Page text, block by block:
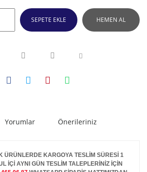
SEPETE EKLE HEMEN AL
Yorumlar Önerileriniz
ÜRÜNLERDE KARGOYA TESLİM SÜRESİ 1
İÇİ AYNI GÜN TESLİM TALEPLERİNİZ İÇİN